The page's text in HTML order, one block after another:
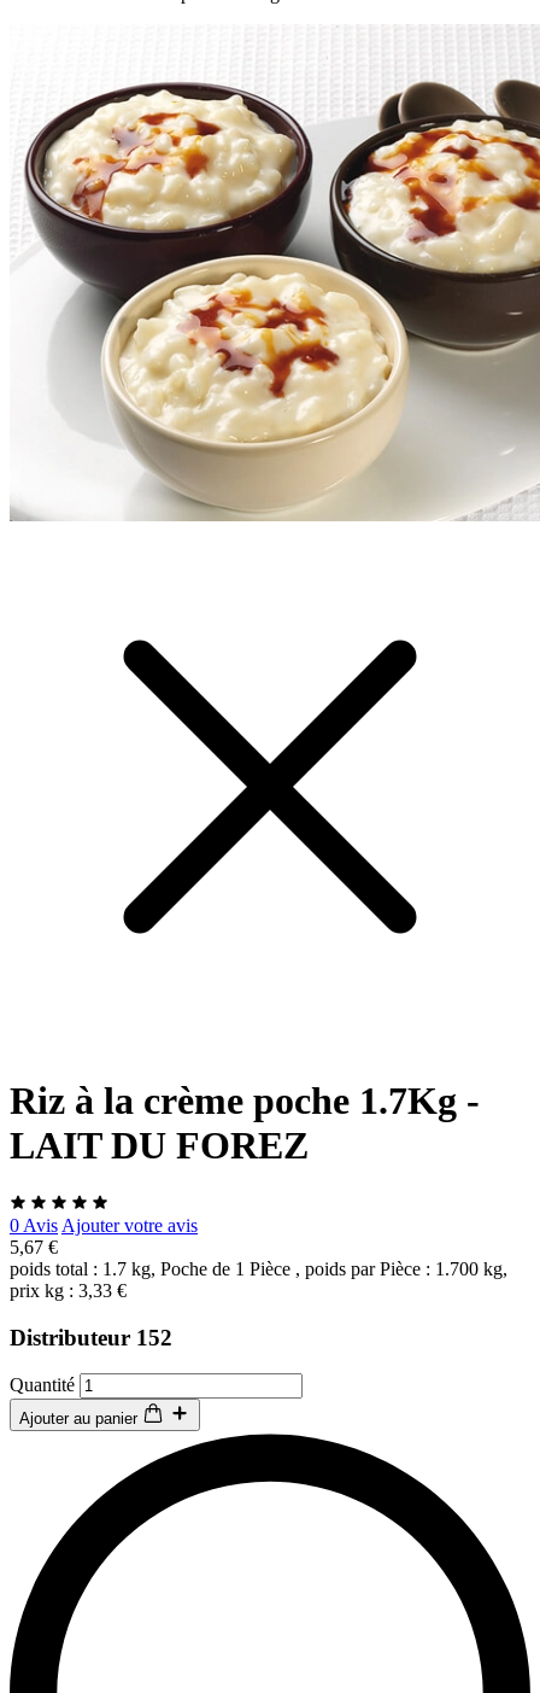
Riz à la crème poche 1.7Kg -
LAIT DU FOREZ
0 Avis Ajouter votre avis
5,67 €
poids total : 1.7 kg, Poche de 1 Pièce , poids par Pièce : 1.700 kg,
prix kg : 3,33 €
Distributeur 152
Quantité
Ajouter au panier